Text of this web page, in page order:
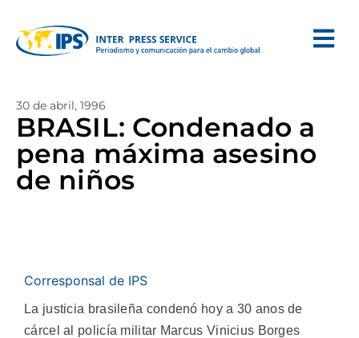
30 de abril, 1996
BRASIL: Condenado a
pena máxima asesino
de niños
Corresponsal de IPS
La justicia brasileña condenó hoy a 30 anos de
cárcel al policía militar Marcus Vinicius Borges